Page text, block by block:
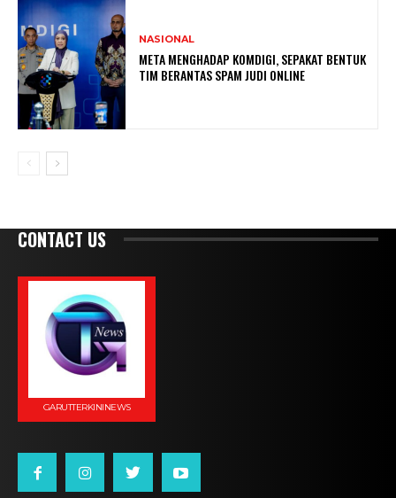
NASIONAL
META MENGHADAP KOMDIGI, SEPAKAT BENTUK
TIM BERANTAS SPAM JUDI ONLINE
CONTACT US
GARUTTERKININEWS